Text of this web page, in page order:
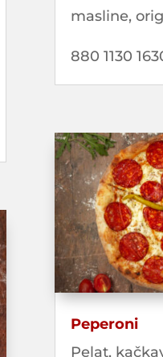
masline,
880 1130
Peperoni
Pelat,